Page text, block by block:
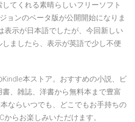
てくれる素晴らしいフリーソフト
ョンのベータ版が公開開始になりま
表示が日本語でしたが、今回新しい
ましたら、表示が英語で少し不便
本ストア。おすすめの小説、ビ
、雑誌、洋書から無料本まで豊富
ならいつでも、どこでもお手持ちの
らお楽しみいただけます。